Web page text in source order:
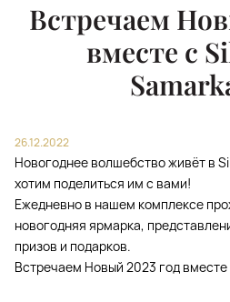
Встречаем
вместе с
26.12.2022
Новогоднее волшебство живёт в
хотим поделиться им с вами!
Ежедневно в нашем комплексе
новогодняя ярмарка,
призов и подарков.
Встречаем Новый 2023 год вместе